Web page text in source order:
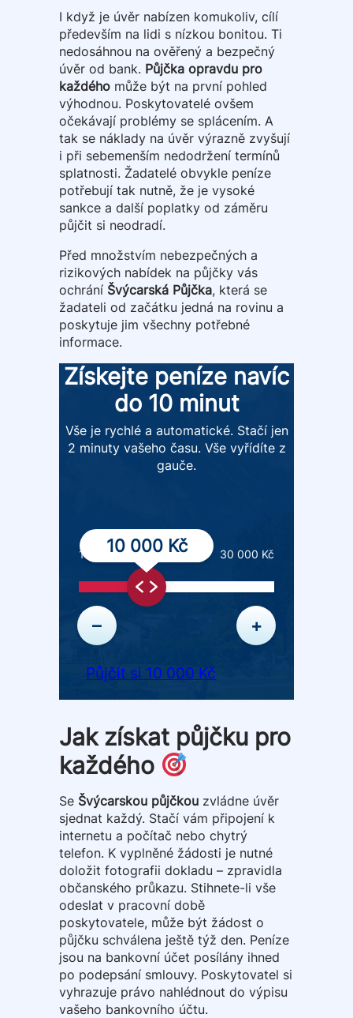
I když je úvěr nabízen komukoliv, cílí
především na lidi s nízkou bonitou. Ti
nedosáhnou na ověřený a bezpečný
úvěr od bank. Půjčka opravdu pro
každého může být na první pohled
výhodnou. Poskytovatelé ovšem
očekávají problémy se splácením. A
tak se náklady na úvěr výrazně zvyšují
i při sebemenším nedodržení termínů
splatnosti. Žadatelé obvykle peníze
potřebují tak nutně, že je vysoké
sankce a další poplatky od záměru
půjčit si neodradí.
Před množstvím nebezpečných a
rizikových nabídek na půjčky vás
ochrání Švýcarská Půjčka, která se
žadateli od začátku jedná na rovinu a
poskytuje jim všechny potřebné
informace.
Získejte peníze navíc
do 10 minut
Vše je rychlé a automatické. Stačí jen
2 minuty vašeho času. Vše vyřídíte z
gauče.
10 000 Kč
– +
1 000 Kč 30 000 Kč
Půjčit si 10 000 Kč
Jak získat půjčku pro
každého
Se Švýcarskou půjčkou zvládne úvěr
sjednat každý. Stačí vám připojení k
internetu a počítač nebo chytrý
telefon. K vyplněné žádosti je nutné
doložit fotografii dokladu – zpravidla
občanského průkazu. Stihnete-li vše
odeslat v pracovní době
poskytovatele, může být žádost o
půjčku schválena ještě týž den. Peníze
jsou na bankovní účet posílány ihned
po podepsání smlouvy. Poskytovatel si
vyhrazuje právo nahlédnout do výpisu
vašeho bankovního účtu.